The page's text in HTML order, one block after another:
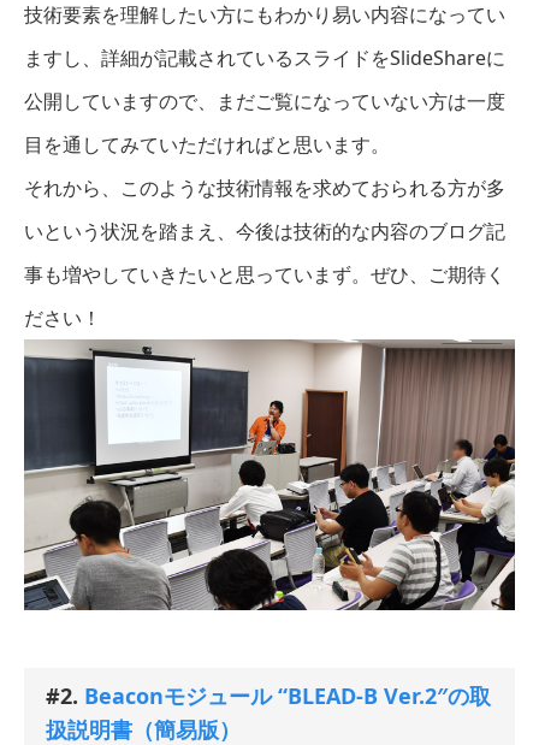
技術要素を理解したい方にもわかり易い内容になってい
ますし、詳細が記載されているスライドをSlideShareに
公開していますので、まだご覧になっていない方は一度
目を通してみていただければと思います。
それから、このような技術情報を求めておられる方が多
いという状況を踏まえ、今後は技術的な内容のブログ記
事も増やしていきたいと思っていまず。ぜひ、ご期待く
ださい！
#2. Beaconモジュール “BLEAD-B Ver.2″の取
扱説明書（簡易版）